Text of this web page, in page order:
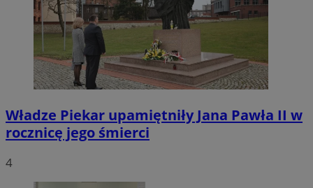
Władze Piekar upamiętniły Jana Pawła II w
rocznicę jego śmierci
4